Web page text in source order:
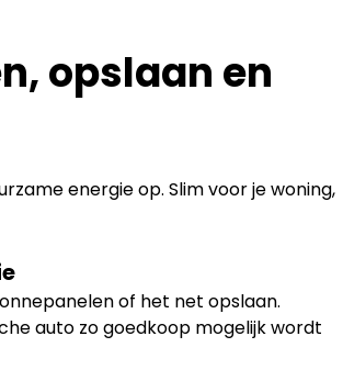
opslaan en
energie op. Slim voor je woning,
of het net opslaan.
auto zo goedkoop mogelijk wordt